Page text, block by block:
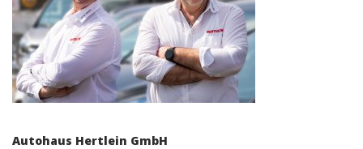
Autohaus Hertlein GmbH